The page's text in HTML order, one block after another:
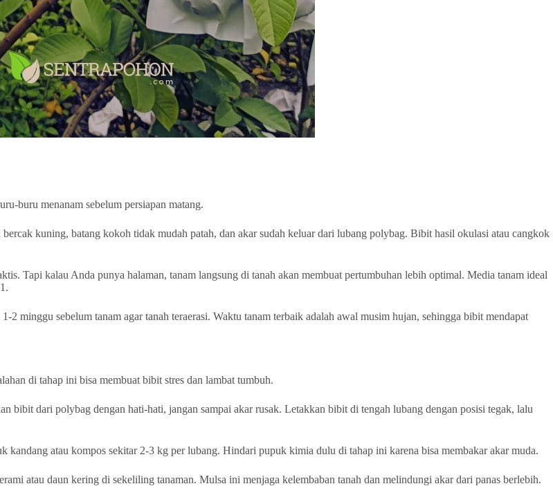
buru menanam sebelum persiapan matang.
kuning, batang kokoh tidak mudah patah, dan akar sudah keluar dari lubang polybag. Bibit hasil okulasi atau cangkok
Tapi kalau Anda punya halaman, tanam langsung di tanah akan membuat pertumbuhan lebih optimal. Media tanam ideal
minggu sebelum tanam agar tanah teraerasi. Waktu tanam terbaik adalah awal musim hujan, sehingga bibit mendapat
di tahap ini bisa membuat bibit stres dan lambat tumbuh.
bibit dari polybag dengan hati-hati, jangan sampai akar rusak. Letakkan bibit di tengah lubang dengan posisi tegak, lalu
kandang atau kompos sekitar 2-3 kg per lubang. Hindari pupuk kimia dulu di tahap ini karena bisa membakar akar muda.
atau daun kering di sekeliling tanaman. Mulsa ini menjaga kelembaban tanah dan melindungi akar dari panas berlebih.